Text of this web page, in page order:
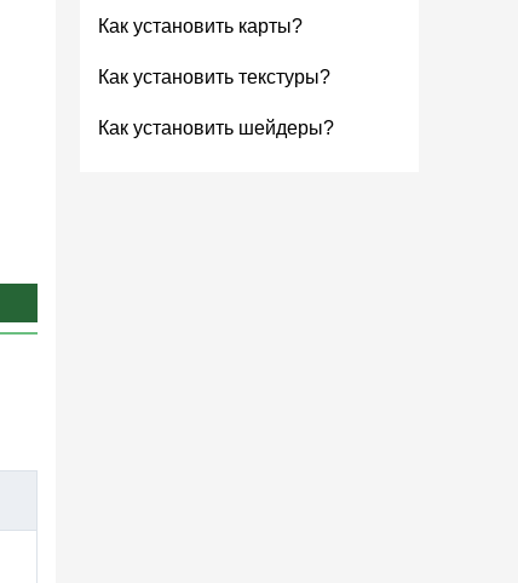
Как установить карты?
Как установить текстуры?
Как установить шейдеры?